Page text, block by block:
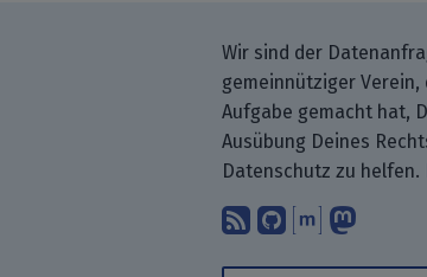
Wir sind der
gemeinnütziger Verein,
Aufgabe gemacht hat,
Ausübung Deines
Datenschutz zu helfen.
Abonniere
Finde uns